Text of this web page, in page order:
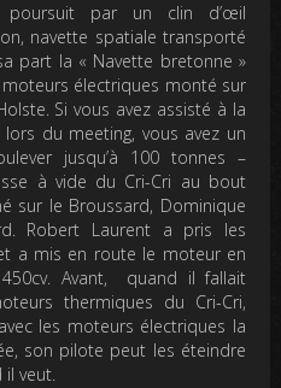
par un clin d’œil
navette spatiale transporté
part la « Navette bretonne »
électriques monté sur
Si vous avez assisté à la
du meeting, vous avez un
jusqu’à 100 tonnes –
à vide du Cri-Cri au bout
sur le Broussard, Dominique
Robert Laurent a pris les
a mis en route le moteur en
Avant, quand il fallait
thermiques du Cri-Cri,
les moteurs électriques la
son pilote peut les éteindre
veut.